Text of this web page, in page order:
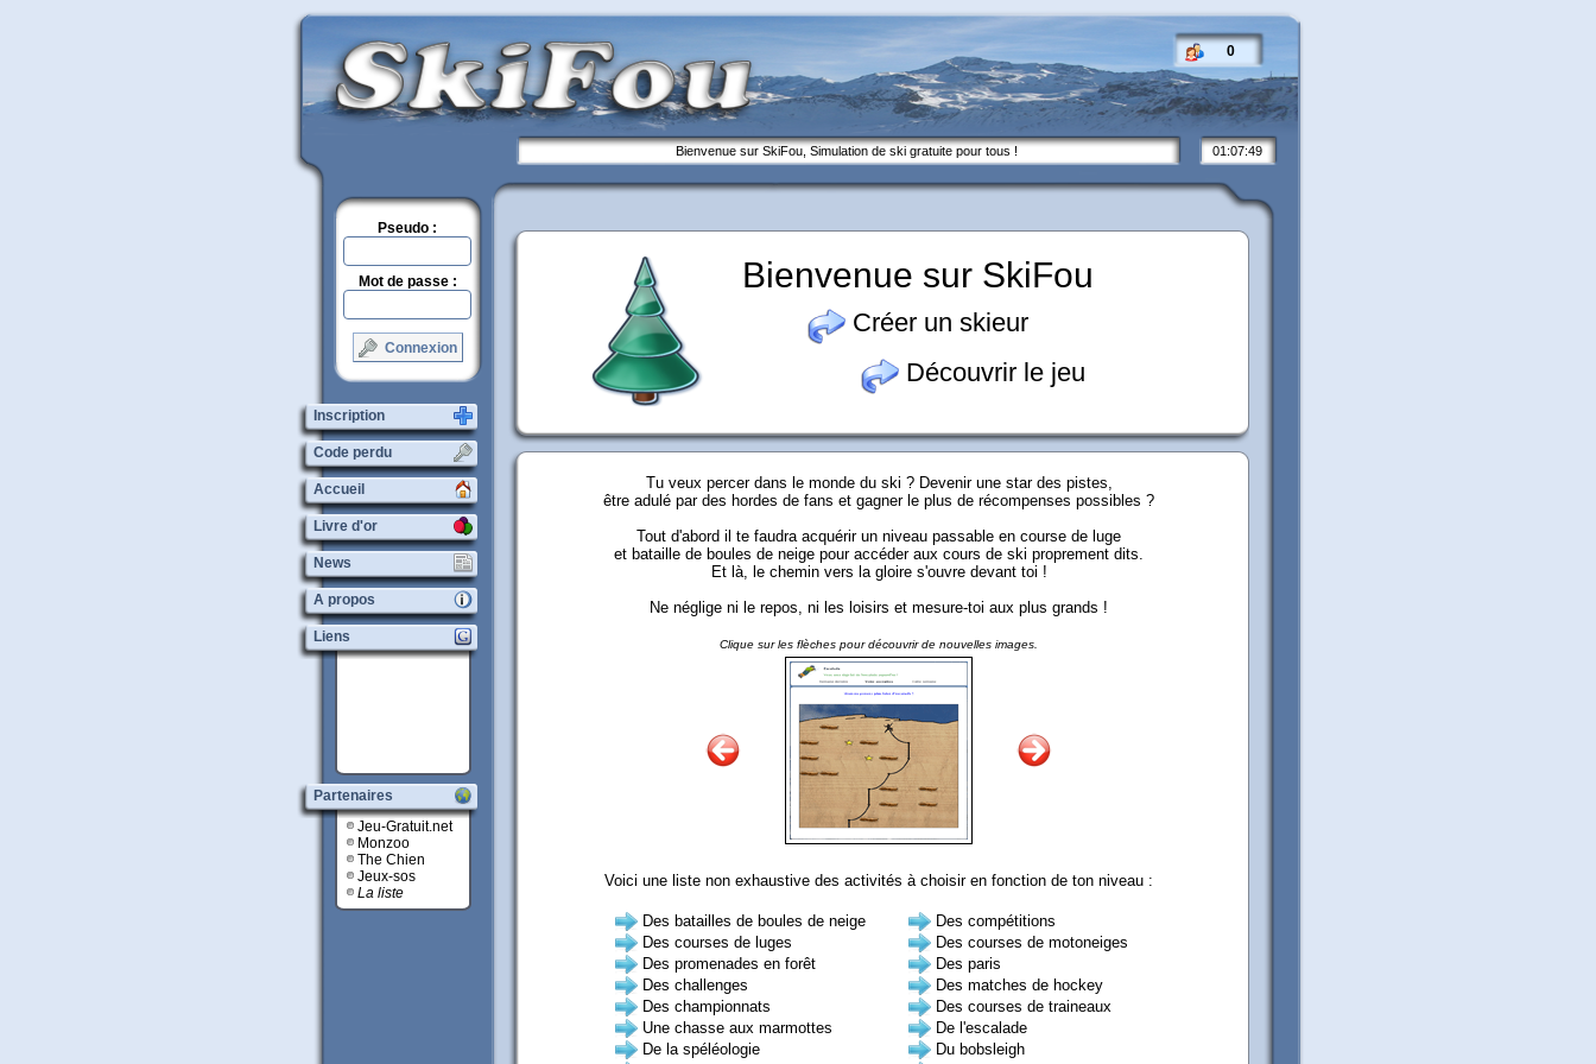
0
Bienvenue sur SkiFou, Simulation de ski gratuite pour tous ! 01:07:50
Bienvenue sur SkiFou
Créer un skieur
Découvrir le jeu
Tu veux percer dans le monde du ski ? Devenir une star des pistes,
être adulé par des hordes de fans et gagner le plus de récompenses possibles ?
Tout d'abord il te faudra acquérir un niveau passable en course de luge
et bataille de boules de neige pour accéder aux cours de ski proprement dits.
Et là, le chemin vers la gloire s'ouvre devant toi !
Ne néglige ni le repos, ni les loisirs et mesure-toi aux plus grands !
Clique sur les flèches pour découvrir de nouvelles images.
Voici une liste non exhaustive des activités à choisir en fonction de ton niveau :
Des batailles de boules de neige
Des courses de luges
Des promenades en forêt
Des challenges
Des championnats
Une chasse aux marmottes
De la spéléologie
Des compétitions
Des courses de motoneiges
Des paris
Des matches de hockey
Des courses de traineaux
De l'escalade
Du bobsleigh
Pseudo :
Mot de passe :
Connexion
Inscription
Code perdu
Accueil
Livre d'or
News
A propos
Liens
Partenaires
Jeu-Gratuit.net
Monzoo
The Chien
Jeux-sos
La liste